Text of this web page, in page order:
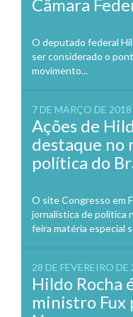
Câmara
O deputado federal
ser considerado o
movimento...
7 DE MARÇO DE 2018
Ações de
destaque no
política do
O site Congresso em
jornalística de política
feira matéria especial
28 DE FEVEREIRO DE
Hildo Rocha
ministro Fux